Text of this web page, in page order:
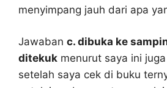
menyimpang jauh dari apa
Jawaban c. dibuka ke
ditekuk menurut saya ini
setelah saya cek di buku